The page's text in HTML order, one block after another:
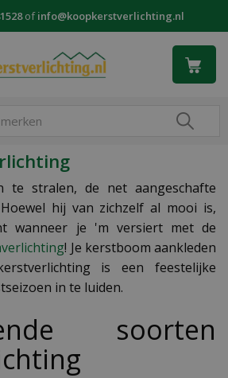
ofinfo@koopkerstverlichting.nl
te stralen, de net aangeschafte
hij van zichzelf al mooi is,
wanneer je 'm versiert met de
! Je kerstboom aankleden
is een feestelijke
in te luiden.
soorten